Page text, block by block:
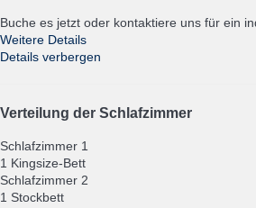
Buche es jetzt oder kontaktiere uns für ein
Weitere Details
Details verbergen
Verteilung der Schlafzimmer
Schlafzimmer 1
1 Kingsize-Bett
Schlafzimmer 2
1 Stockbett